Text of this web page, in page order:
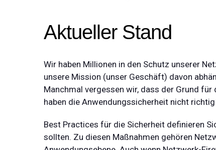
Aktueller Stand
Wir haben Millionen in den Schutz unserer
unsere Mission (unser Geschäft) davon
Manchmal vergessen wir, dass der Grund
haben die Anwendungssicherheit nicht
Best Practices für die Sicherheit definieren
sollten. Zu diesen Maßnahmen gehören